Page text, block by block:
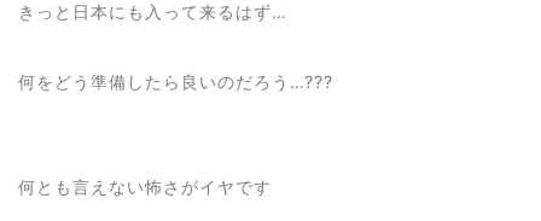
きっと日本にも入って来るはず…
何をどう準備したら良いのだろう…???
何とも言えない怖さがイヤです